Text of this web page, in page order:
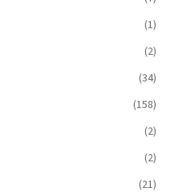
(1)
(2)
(34)
(158)
(2)
(2)
(21)